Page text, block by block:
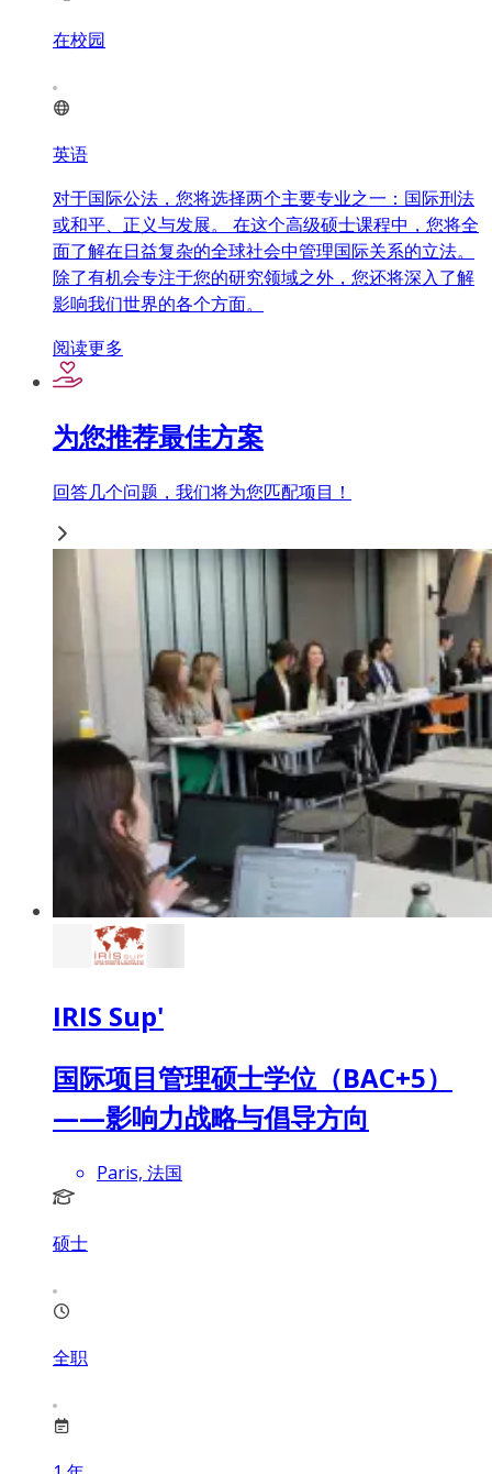
在校园
英语
对于国际公法，您将选择两个主要专业之一：国际刑法
或和平、正义与发展。 在这个高级硕士课程中，您将全
面了解在日益复杂的全球社会中管理国际关系的立法。
除了有机会专注于您的研究领域之外，您还将深入了解
影响我们世界的各个方面。
阅读更多
为您推荐最佳方案
回答几个问题，我们将为您匹配项目！
IRIS Sup'
国际项目管理硕士学位（BAC+5）
——影响力战略与倡导方向
Paris, 法国
硕士
全职